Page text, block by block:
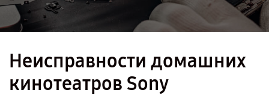
Неисправности домашних
кинотеатров Sony